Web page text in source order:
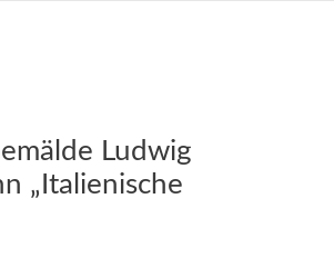
Ludwig
„Italienische